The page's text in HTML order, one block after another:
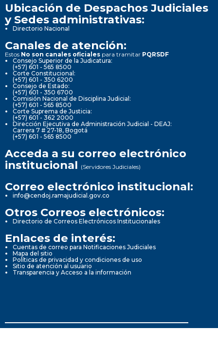
Ubicación de Despachos Judiciales
y Sedes administrativas:
Directorio Nacional
Canales de atención:
Estos No son canales oficiales para tramitar PQRSDF
Consejo Superior de la Judicatura:
(+57) 601 - 565 8500
Corte Constitucional:
(+57) 601 - 350 6200
Consejo de Estado:
(+57) 601 - 350 6700
Comisión Nacional de Disciplina Judicial:
(+57) 601 - 565 8500
Corte Suprema de Justicia:
(+57) 601 - 362 2000
Dirección Ejecutiva de Administración Judicial - DEAJ:
Carrera 7 # 27-18, Bogotá
(+57) 601 - 565 8500
Acceda a su correo electrónico
institucional (Servidores Judiciales)
Correo electrónico institucional:
info@cendoj.ramajudicial.gov.co
Otros Correos electrónicos:
Directorio de Correos Electrónicos Institucionales
Enlaces de interés:
Cuentas de correo para Notificaciones Judiciales
Mapa del sitio
Políticas de privacidad y condiciones de uso
Sitio de atención al usuario
Transparencia y Acceso a la información